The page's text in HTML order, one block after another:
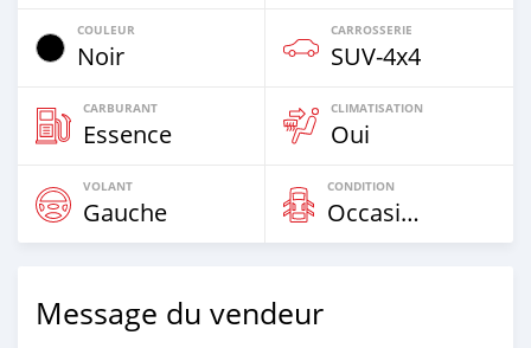
COULEUR
Noir
CARROSSERIE
SUV‒4x4
CARBURANT
Essence
CLIMATISATION
Oui
VOLANT
Gauche
CONDITION
Occasion
Message du vendeur